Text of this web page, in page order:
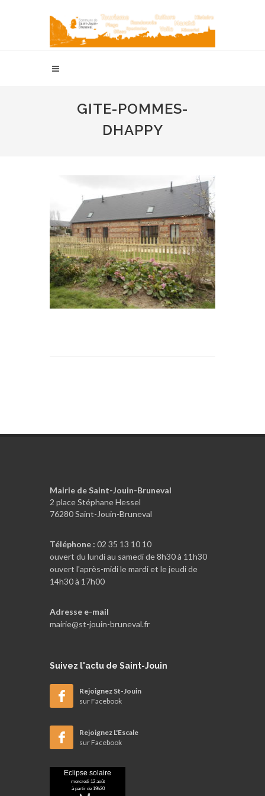
GITE-POMMES-
DHAPPY
Mairie de Saint-Jouin-Bruneval
2 place Stéphane Hessel
76280 Saint-Jouin-Bruneval
Téléphone : 02 35 13 10 10
ouvert du lundi au samedi de 8h30 à 11h30
ouvert l'après-midi le mardi et le jeudi de
14h30 à 17h00
Adresse e-mail
mairie@st-jouin-bruneval.fr
Suivez l'actu de Saint-Jouin
Rejoignez St-Jouin
sur Facebook
Rejoignez L'Escale
sur Facebook